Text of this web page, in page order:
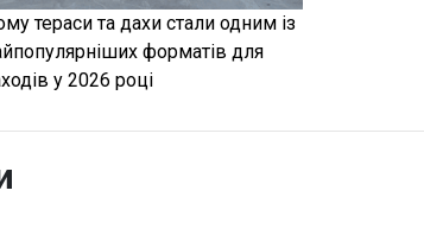
тераси та дахи стали одним із
форматів для
у 2026 році